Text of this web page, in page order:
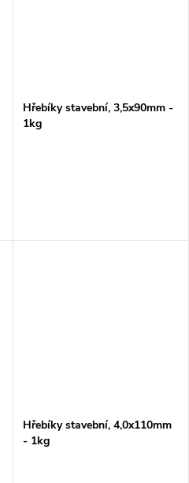
Hřebíky stavební, 3,5x90mm -
1kg
Hřebíky stavební, 4,0x110mm
- 1kg